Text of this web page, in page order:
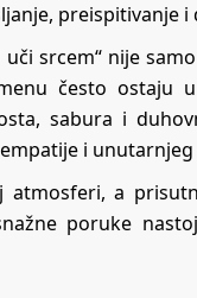
preispitivanje i
srcem“ nije
često ostaju
sabura i
i
a
poruke